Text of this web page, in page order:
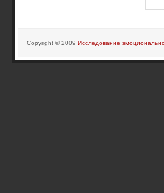
Copyright © 2009 Исследование